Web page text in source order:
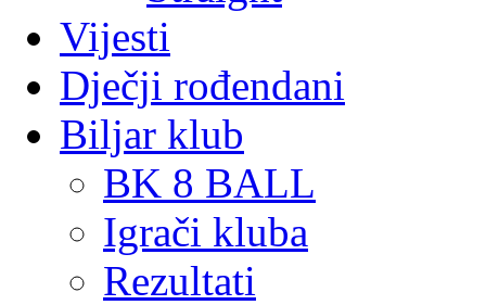
Vijesti
Dječji rođendani
Biljar klub
BK 8 BALL
Igrači kluba
Rezultati